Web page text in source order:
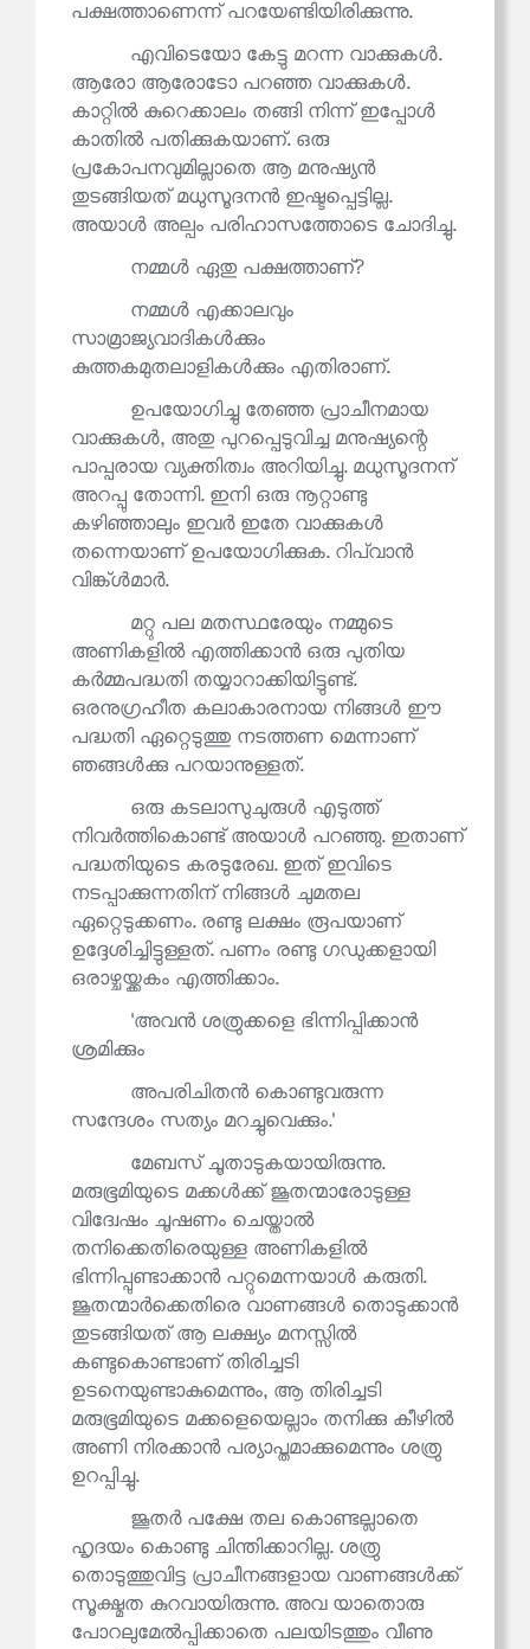
പക്ഷത്താണെന്ന് പറയേണ്ടിയിരിക്കുന്നു.
എവിടെയോ കേട്ടു മറന്ന വാക്കുകൾ.
ആരോ ആരോടോ പറഞ്ഞ വാക്കുകൾ.
കാറ്റിൽ കുറെക്കാലം തങ്ങി നിന്ന് ഇപ്പോൾ
കാതിൽ പതിക്കുകയാണ്. ഒരു
പ്രകോപനവുമില്ലാതെ ആ മനുഷ്യൻ
തുടങ്ങിയത് മധുസൂദനൻ ഇഷ്ടപ്പെട്ടില്ല.
അയാൾ അല്പം പരിഹാസത്തോടെ ചോദിച്ചു.
നമ്മൾ ഏതു പക്ഷത്താണ്?
നമ്മൾ എക്കാലവും
സാമ്രാജ്യവാദികൾക്കും
കുത്തകമുതലാളികൾക്കും എതിരാണ്.
ഉപയോഗിച്ചു തേഞ്ഞ പ്രാചീനമായ
വാക്കുകൾ, അതു പുറപ്പെടുവിച്ച മനുഷ്യന്റെ
പാപ്പരായ വ്യക്തിത്വം അറിയിച്ചു. മധുസൂദനന്
അറപ്പു തോന്നി. ഇനി ഒരു നൂറ്റാണ്ടു
കഴിഞ്ഞാലും ഇവർ ഇതേ വാക്കുകൾ
തന്നെയാണ് ഉപയോഗിക്കുക. റിപ്‌വാൻ
വിങ്ക്ൾമാർ.
മറ്റു പല മതസ്ഥരേയും നമ്മുടെ
അണികളിൽ എത്തിക്കാൻ ഒരു പുതിയ
കർമ്മപദ്ധതി തയ്യാറാക്കിയിട്ടുണ്ട്.
ഒരനുഗ്രഹീത കലാകാരനായ നിങ്ങൾ ഈ
പദ്ധതി ഏറ്റെടുത്തു നടത്തണ മെന്നാണ്
ഞങ്ങൾക്കു പറയാനുള്ളത്.
ഒരു കടലാസുചുരുൾ എടുത്ത്
നിവർത്തികൊണ്ട് അയാൾ പറഞ്ഞു. ഇതാണ്
പദ്ധതിയുടെ കരടുരേഖ. ഇത് ഇവിടെ
നടപ്പാക്കുന്നതിന് നിങ്ങൾ ചുമതല
ഏറ്റെടുക്കണം. രണ്ടു ലക്ഷം രൂപയാണ്
ഉദ്ദേശിച്ചിട്ടുള്ളത്. പണം രണ്ടു ഗഡുക്കളായി
ഒരാഴ്ചയ്ക്കകം എത്തിക്കാം.
'അവൻ ശത്രുക്കളെ ഭിന്നിപ്പിക്കാൻ
ശ്രമിക്കും
അപരിചിതൻ കൊണ്ടുവരുന്ന
സന്ദേശം സത്യം മറച്ചുവെക്കും.'
മേബസ് ചൂതാടുകയായിരുന്നു.
മരുഭൂമിയുടെ മക്കൾക്ക് ജൂതന്മാരോടുള്ള
വിദ്വേഷം ചൂഷണം ചെയ്താൽ
തനിക്കെതിരെയുള്ള അണികളിൽ
ഭിന്നിപ്പുണ്ടാക്കാൻ പറ്റുമെന്നയാൾ കരുതി.
ജൂതന്മാർക്കെതിരെ വാണങ്ങൾ തൊടുക്കാൻ
തുടങ്ങിയത് ആ ലക്ഷ്യം മനസ്സിൽ
കണ്ടുകൊണ്ടാണ് തിരിച്ചടി
ഉടനെയുണ്ടാകുമെന്നും, ആ തിരിച്ചടി
മരുഭൂമിയുടെ മക്കളെയെല്ലാം തനിക്കു കീഴിൽ
അണി നിരക്കാൻ പര്യാപ്തമാക്കുമെന്നും ശത്രു
ഉറപ്പിച്ചു.
ജൂതർ പക്ഷേ തല കൊണ്ടല്ലാതെ
ഹൃദയം കൊണ്ടു ചിന്തിക്കാറില്ല. ശത്രു
തൊടുത്തുവിട്ട പ്രാചീനങ്ങളായ വാണങ്ങൾക്ക്
സൂക്ഷ്മത കുറവായിരുന്നു. അവ യാതൊരു
പോറലുമേൽപ്പിക്കാതെ പലയിടത്തും വീണു